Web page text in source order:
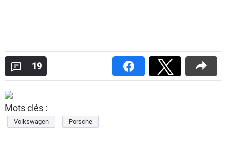
19
Mots clés :
Volkswagen Porsche